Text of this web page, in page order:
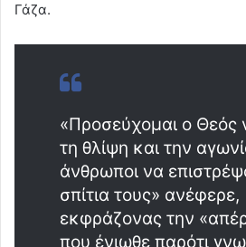
Γάζα.
«Προσεύχομαι ο Θεός
τη θλίψη και την
άνθρωποι να
σπίτια τους» ανέφερε,
εκφράζονας την
που ένιωθε παρότι